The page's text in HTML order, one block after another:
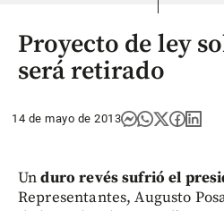
Proyecto de ley
será retirado
14 de mayo de 2013
Unduro revés sufrió el
Representantes, Augusto